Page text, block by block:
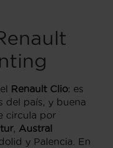
Renault Clio: es
del país, y buena
circula por
, Austral
y Palencia. En